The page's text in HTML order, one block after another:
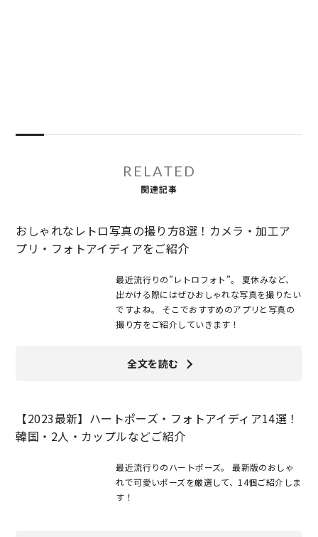
RELATED
関連記事
おしゃれなレトロ写真の撮り方8選！カメラ・加工ア
プリ・フォトアイディアをご紹介
最近流行りの”レトロフォト”。 夏休みなど、
出かける際にはぜひおしゃれな写真を撮りたい
ですよね。 そこでおすすめのアプリと写真の
撮り方をご紹介していきます！
全文を読む
【2023最新】ハートポーズ・フォトアイディア14選！
韓国・2人・カップルなどご紹介
最近流行りのハートポーズ。 最新版のおしゃ
れで可愛いポーズを厳選して、14個ご紹介しま
す！